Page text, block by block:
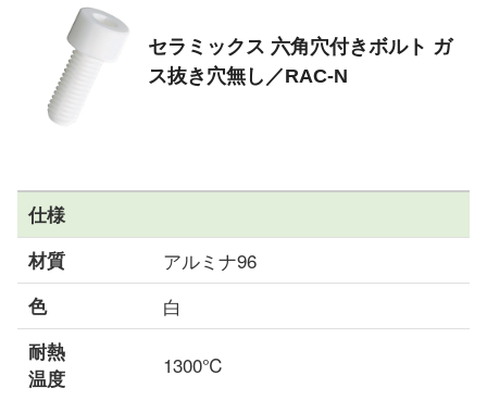
シリーズから探す
ログイン
お問い合わせ窓口
セラミックス 六角穴付きボルト ガ
ス抜き穴無し／RAC-N
仕様
材質
アルミナ96
色 白
耐熱
温度
1300℃